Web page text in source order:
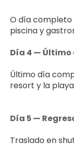
O día completo
piscina y
Día 4 — Último
Último día
resort y la
Día 5 —
Traslado en